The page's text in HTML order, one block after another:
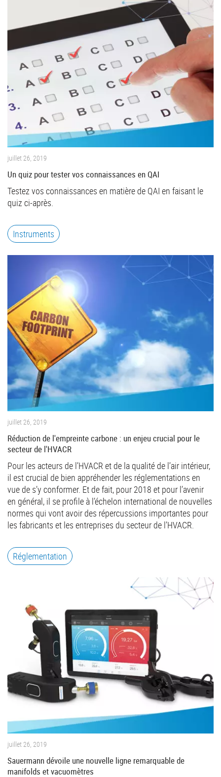
juillet 26, 2019
Un quiz pour tester vos connaissances en QAI
Testez vos connaissances en matière de QAI en faisant le
quiz ci-après.
Instruments
juillet 26, 2019
Réduction de l'empreinte carbone : un enjeu crucial pour le
secteur de l'HVACR
Pour les acteurs de l’HVACR et de la qualité de l’air intérieur,
il est crucial de bien appréhender les réglementations en
vue de s’y conformer. Et de fait, pour 2018 et pour l’avenir
en général, il se profile à l’échelon international de nouvelles
normes qui vont avoir des répercussions importantes pour
les fabricants et les entreprises du secteur de l’HVACR.
Réglementation
juillet 26, 2019
Sauermann dévoile une nouvelle ligne remarquable de
manifolds et vacuomètres